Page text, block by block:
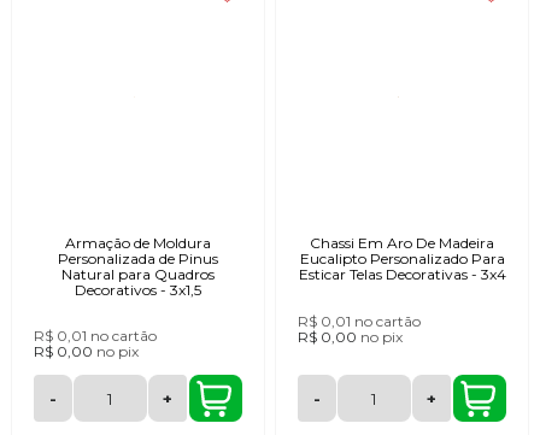
Armação de Moldura
Personalizada de Pinus
Natural para Quadros
Decorativos - 3x1,5
R$ 0,01 no cartão
R$ 0,00 no pix
- +
Chassi Em Aro De Madeira
Eucalipto Personalizado Para
Esticar Telas Decorativas - 3x4
R$ 0,01 no cartão
R$ 0,00 no pix
- +